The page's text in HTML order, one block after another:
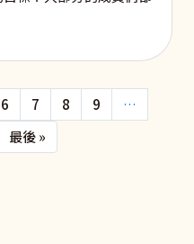
6 7 8 9
…
一頁
最後 »